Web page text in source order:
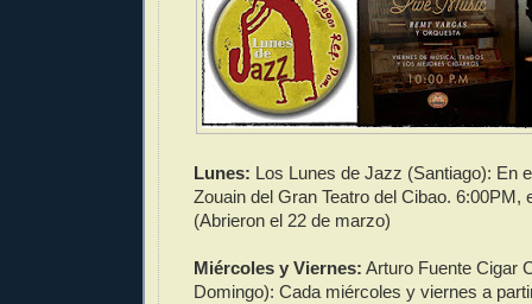
Lunes: Los Lunes de Jazz (Santiago): En
Zouain del Gran Teatro del Cibao. 6:00PM,
(Abrieron el 22 de marzo)
Miércoles y Viernes: Arturo Fuente Cigar
Domingo): Cada miércoles y viernes a